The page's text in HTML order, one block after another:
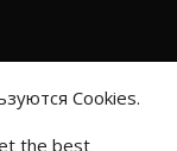
Cookies.
the best